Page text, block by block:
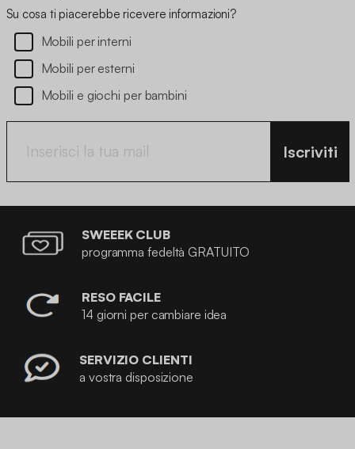
Su cosa ti piacerebbe ricevere informazioni?
Mobili per interni
Mobili per esterni
Mobili e giochi per bambini
Iscriviti
SWEEEK CLUB
programma fedeltà GRATUITO
RESO FACILE
14 giorni per cambiare idea
SERVIZIO CLIENTI
a vostra disposizione